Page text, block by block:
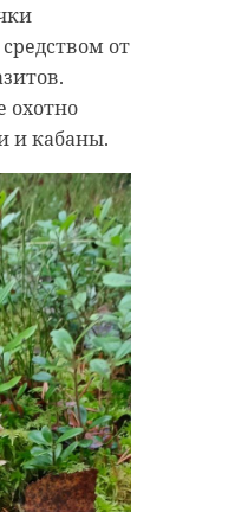
от
охотно
и кабаны.
области
19 февраля, 15:56